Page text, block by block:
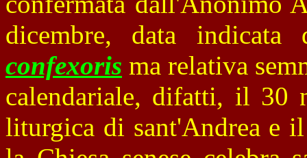
dicembre, data
confexoris ma relativa
calendariale, difatti, il 30
liturgica di sant'Andrea e